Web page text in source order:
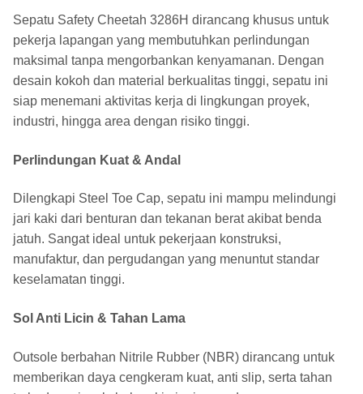
Sepatu Safety Cheetah 3286H dirancang khusus untuk
pekerja lapangan yang membutuhkan perlindungan
maksimal tanpa mengorbankan kenyamanan. Dengan
desain kokoh dan material berkualitas tinggi, sepatu ini
siap menemani aktivitas kerja di lingkungan proyek,
industri, hingga area dengan risiko tinggi.
Perlindungan Kuat & Andal
Dilengkapi Steel Toe Cap, sepatu ini mampu melindungi
jari kaki dari benturan dan tekanan berat akibat benda
jatuh. Sangat ideal untuk pekerjaan konstruksi,
manufaktur, dan pergudangan yang menuntut standar
keselamatan tinggi.
Sol Anti Licin & Tahan Lama
Outsole berbahan Nitrile Rubber (NBR) dirancang untuk
memberikan daya cengkeram kuat, anti slip, serta tahan